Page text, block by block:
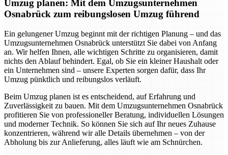
Umzug planen: Mit dem Umzugsunternehmen
Osnabrück zum reibungslosen Umzug führend
Ein gelungener Umzug beginnt mit der richtigen Planung – und das
Umzugsunternehmen Osnabrück unterstützt Sie dabei von Anfang
an. Wir helfen Ihnen, alle wichtigen Schritte zu organisieren, damit
nichts den Ablauf behindert. Egal, ob Sie ein kleiner Haushalt oder
ein Unternehmen sind – unsere Experten sorgen dafür, dass Ihr
Umzug pünktlich und reibungslos verläuft.
Beim Umzug planen ist es entscheidend, auf Erfahrung und
Zuverlässigkeit zu bauen. Mit dem Umzugsunternehmen Osnabrück
profitieren Sie von professioneller Beratung, individuellen Lösungen
und moderner Technik. So können Sie sich auf Ihr neues Zuhause
konzentrieren, während wir alle Details übernehmen – von der
Abholung bis zur Anlieferung, alles läuft wie am Schnürchen.